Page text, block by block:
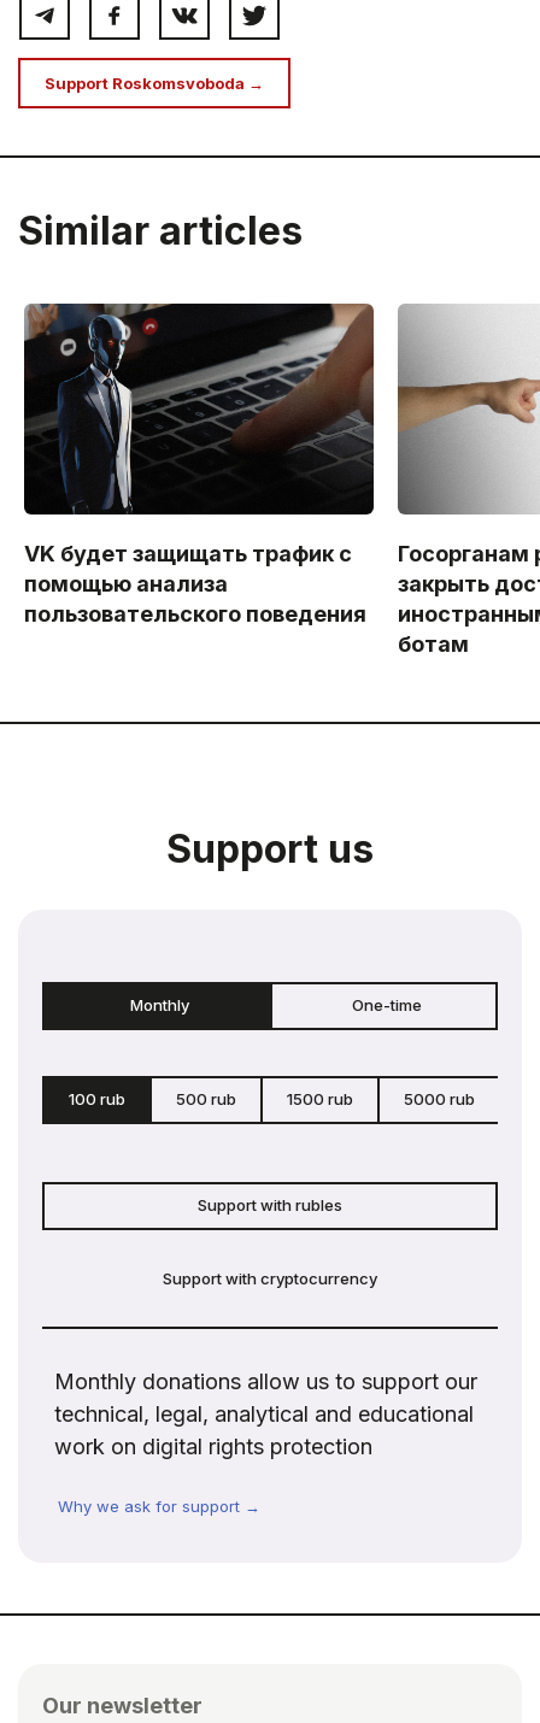
Support Roskomsvoboda →
Similar articles
VK будет защищать трафик с
помощью анализа
пользовательского поведения
Госорганам
закрыть
ботам
Support us
Monthly One-time
100 rub 500 rub 1500 rub 5000 rub
Support with rubles
Support with cryptocurrency
Monthly donations allow us to support our
technical, legal, analytical and educational
work on digital rights protection
Why we ask for support →
Our newsletter